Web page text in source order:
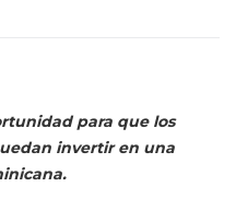
para que los
invertir en una